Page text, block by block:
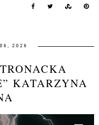
2026
KATARZYNA